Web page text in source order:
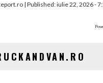
| Published:iulie 22, 2026 -